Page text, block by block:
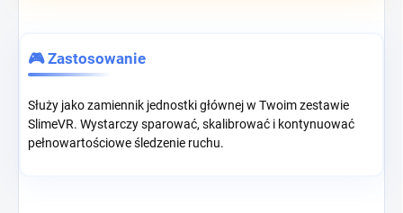
🎮 Zastosowanie
Służy jako zamiennik jednostki głównej w Twoim zestawie
SlimeVR. Wystarczy sparować, skalibrować i kontynuować
pełnowartościowe śledzenie ruchu.